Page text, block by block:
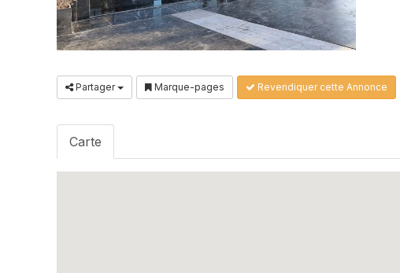
Partager Marque-pages Revendiquer cette Annonce
Carte